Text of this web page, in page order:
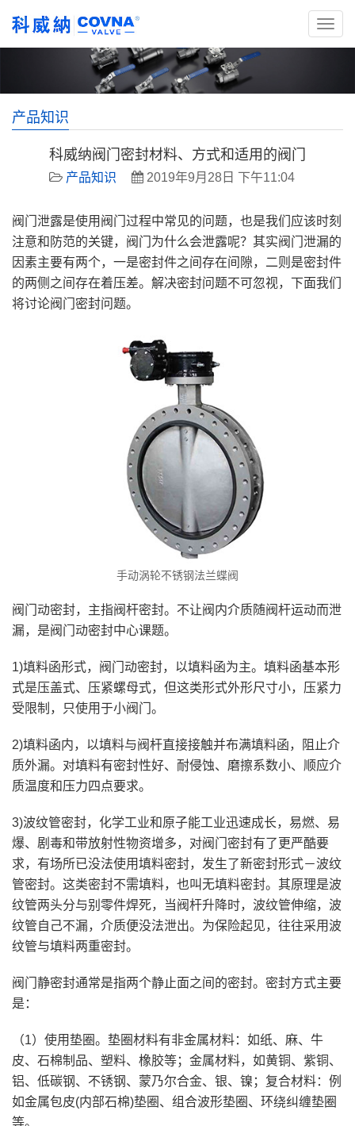
产品知识
科威纳阀门密封材料、方式和适用的阀门
产品知识 2019年9月28日 下午11:04
阀门泄露是使用阀门过程中常见的问题，也是我们应该时刻
注意和防范的关键，阀门为什么会泄露呢？其实阀门泄漏的
因素主要有两个，一是密封件之间存在间隙，二则是密封件
的两侧之间存在着压差。解决密封问题不可忽视，下面我们
将讨论阀门密封问题。
手动涡轮不锈钢法兰蝶阀
阀门动密封，主指阀杆密封。不让阀内介质随阀杆运动而泄
漏，是阀门动密封中心课题。
1)填料函形式，阀门动密封，以填料函为主。填料函基本形
式是压盖式、压紧螺母式，但这类形式外形尺寸小，压紧力
受限制，只使用于小阀门。
2)填料函内，以填料与阀杆直接接触并布满填料函，阻止介
质外漏。对填料有密封性好、耐侵蚀、磨擦系数小、顺应介
质温度和压力四点要求。
3)波纹管密封，化学工业和原子能工业迅速成长，易燃、易
爆、剧毒和带放射性物资增多，对阀门密封有了更严酷要
求，有场所已没法使用填料密封，发生了新密封形式－波纹
管密封。这类密封不需填料，也叫无填料密封。其原理是波
纹管两头分与别零件焊死，当阀杆升降时，波纹管伸缩，波
纹管自己不漏，介质便没法泄出。为保险起见，往往采用波
纹管与填料两重密封。
阀门静密封通常是指两个静止面之间的密封。密封方式主要
是：
（1）使用垫圈。垫圈材料有非金属材料：如纸、麻、牛
皮、石棉制品、塑料、橡胶等；金属材料，如黄铜、紫铜、
铝、低碳钢、不锈钢、蒙乃尔合金、银、镍；复合材料：例
如金属包皮(内部石棉)垫圈、组合波形垫圈、环绕纠缠垫圈
等。